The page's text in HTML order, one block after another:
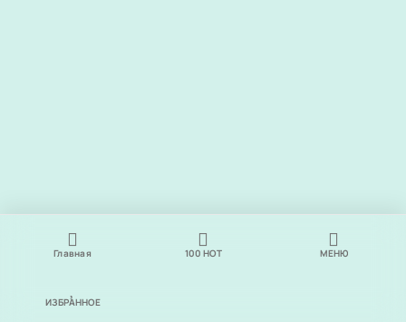
Главная 100 НОТ МЕНЮ
ИЗБРАННОЕ